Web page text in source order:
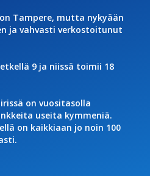
Tampere, mutta nykyään
ja vahvasti verkostoitunut
9 ja niissä toimii 18
on vuositasolla
useita kymmeniä.
on kaikkiaan jo noin 100